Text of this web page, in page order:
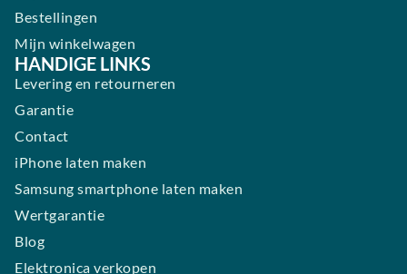
Bestellingen
Mijn winkelwagen
HANDIGE LINKS
Levering en retourneren
Garantie
Contact
iPhone laten maken
Samsung smartphone laten maken
Wertgarantie
Blog
Elektronica verkopen